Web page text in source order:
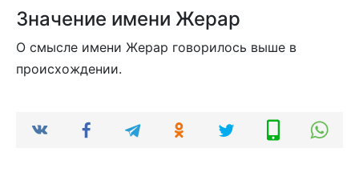
Значение имени Жерар
О смысле имени Жерар говорилось выше в
происхождении.